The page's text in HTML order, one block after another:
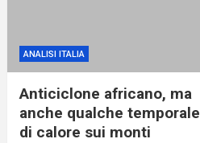
ANALISI ITALIA
Anticiclone africano, ma
anche qualche temporale
di calore sui monti